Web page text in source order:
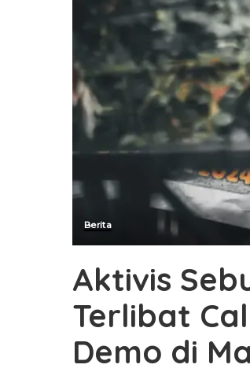
Berita
Aktivis
Terlibat
Demo di